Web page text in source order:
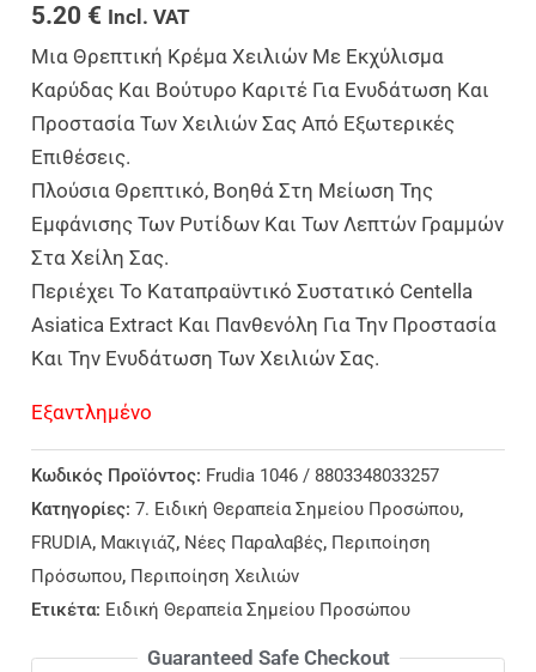
5.20 € Incl. VAT
Μια Θρεπτική Κρέμα Χειλιών Με Εκχύλισμα
Καρύδας Και Βούτυρο Καριτέ Για Ενυδάτωση Και
Προστασία Των Χειλιών Σας Από Εξωτερικές
Επιθέσεις.
Πλούσια Θρεπτικό, Βοηθά Στη Μείωση Της
Εμφάνισης Των Ρυτίδων Και Των Λεπτών Γραμμών
Στα Χείλη Σας.
Περιέχει Το Καταπραϋντικό Συστατικό Centella
Asiatica Extract Και Πανθενόλη Για Την Προστασία
Και Την Ενυδάτωση Των Χειλιών Σας.
Εξαντλημένο
Κωδικός Προϊόντος: Frudia 1046 / 8803348033257
Κατηγορίες:7. Ειδική Θεραπεία Σημείου Προσώπου,
FRUDIA, Μακιγιάζ, Νέες Παραλαβές, Περιποίηση
Πρόσωπου, Περιποίηση Χειλιών
Ετικέτα: Ειδική Θεραπεία Σημείου Προσώπου
Guaranteed Safe Checkout